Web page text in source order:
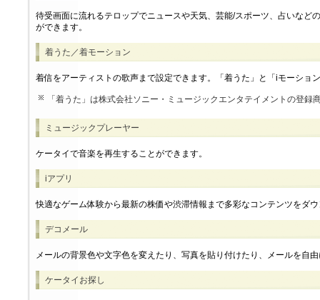
待受画面に流れるテロップでニュースや天気、芸能/スポーツ、占いなど
ができます。
着うた／着モーション
着信をアーティストの歌声まで設定できます。「着うた」と「iモーショ
「着うた」は株式会社ソニー・ミュージックエンタテイメントの登録
ミュージックプレーヤー
ケータイで音楽を再生することができます。
iアプリ
快適なゲーム体験から最新の株価や渋滞情報まで多彩なコンテンツをダ
デコメール
メールの背景色や文字色を変えたり、写真を貼り付けたり、メールを自
ケータイお探し